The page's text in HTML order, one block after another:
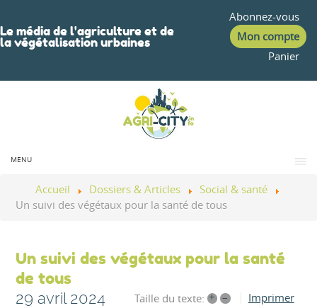
Le média de l'agriculture et de
la végétalisation urbaines
Abonnez-vous
Mon compte
Panier
MENU
Accueil Dossiers & Articles
Social & santé
Un suivi des végétaux pour la santé de tous
Un suivi des végétaux pour la santé
de tous
29 avril 2024 Taille du texte: + – Imprimer